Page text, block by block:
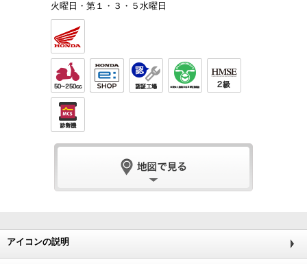
火曜日・第１・３・５水曜日
アイコンの説明